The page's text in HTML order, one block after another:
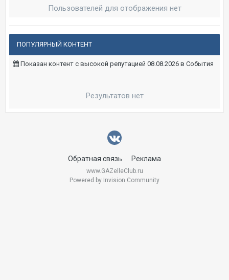
Пользователей для отображения нет
ПОПУЛЯРНЫЙ КОНТЕНТ
Показан контент с высокой репутацией 08.08.2026 в События
Результатов нет
Обратная связь Реклама
www.GAZelleClub.ru
Powered by Invision Community